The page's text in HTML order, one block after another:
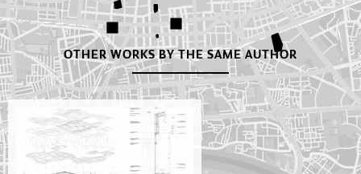
OTHER WORKS BY THE SAME AUTHOR